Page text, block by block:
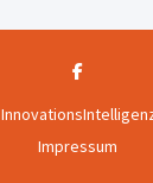
Impressum